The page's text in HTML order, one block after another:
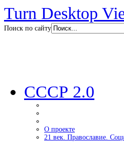
Turn Desktop
Поиск по сайту
СССР 2.0
О проекте
21 век. Православие.